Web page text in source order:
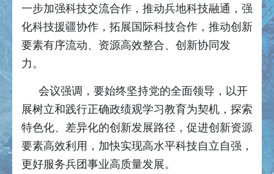
一步加强科技交流合作，推动兵地科技融通，强
化科技援疆协作，拓展国际科技合作，推动创新
要素有序流动、资源高效整合、创新协同发
力。
会议强调，要始终坚持党的全面领导，以开
展树立和践行正确政绩观学习教育为契机，探索
特色化、差异化的创新发展路径，促进创新资源
要素高效利用，加快实现高水平科技自立自强，
更好服务兵团事业高质量发展。